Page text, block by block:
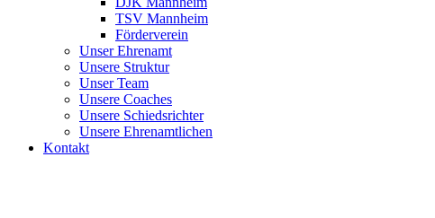
TSV Mannheim
Förderverein
Unser Ehrenamt
Unsere Struktur
Unser Team
Unsere Coaches
Unsere Schiedsrichter
Unsere Ehrenamtlichen
Kontakt